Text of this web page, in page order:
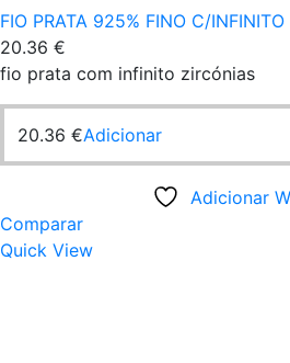
FIO PRATA 925% FINO C/INFINITO
20.36 €
fio prata com infinito zircónias
20.36 €Adicionar
Adicionar
Comparar
Quick View